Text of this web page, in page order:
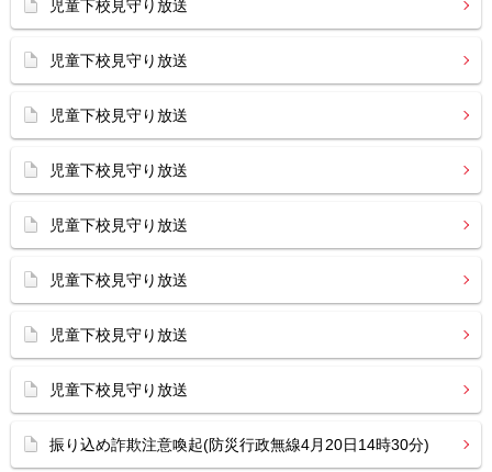
児童下校見守り放送
児童下校見守り放送
児童下校見守り放送
児童下校見守り放送
児童下校見守り放送
児童下校見守り放送
児童下校見守り放送
児童下校見守り放送
振り込め詐欺注意喚起(防災行政無線4月20日14時30分)